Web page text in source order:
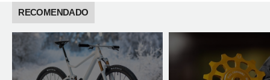
RECOMENDADO